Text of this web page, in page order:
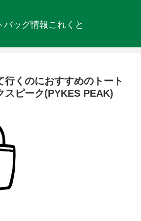
バッグ情報これくと
行くのにおすすめのトート
スピーク(PYKES PEAK)